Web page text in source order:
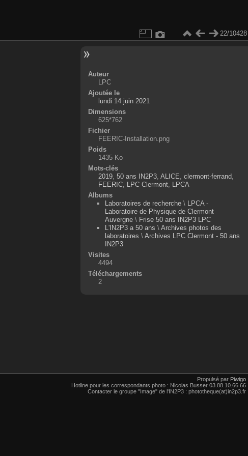
22/10428
Auteur
LPC
Ajoutée le
lundi 14 juin 2021
Dimensions
625*762
Fichier
FEERIC-Installation.png
Poids
1435 Ko
Mots-clés
2019, 50 ans IN2P3, ALICE clermont-ferrand
FEERIC, LPC Clermont,
LPCA
Albums
Laboratoires de recherche\
LPCA -
Laboratoire de Physique de Clermont
Auvergne\ Frise 50 ans IN2P3 LPC
L'IN2P3 a 50 ans \ Archives photos des
laboratoires \ Archives LPC Clermont - 50 ans
IN2P3
Visites
4494
Téléchargements
2
Propulsé par Piwigo
Hotline pour les correspondants photo : Nicolas Busser 03.88.10.66.66
Contacter le groupe "Image" de l'IN2P3 : phototheque(at)in2p3.fr